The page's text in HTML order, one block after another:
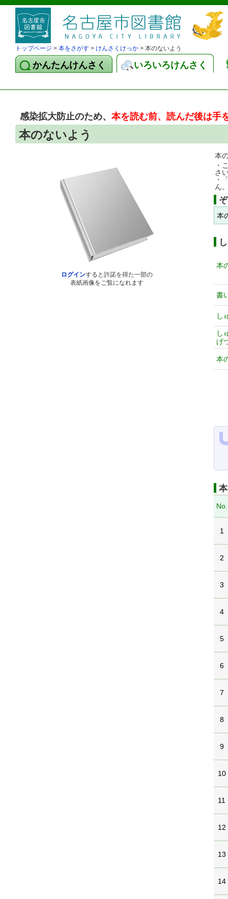
トップページ > 本をさがす > けんさくけっか > 本のないよう
かんたんけんさく いろいろけんさく
感染拡大防止のため、本を読む前、読んだ後は手
本のないよう
ログインすると許諾を得た一部の
表紙画像をご覧になれます
本
・
さ
・
ん
本
本
書
し
し
げ
本
No.
1
2
3
4
5
6
7
8
9
10
11
12
13
14